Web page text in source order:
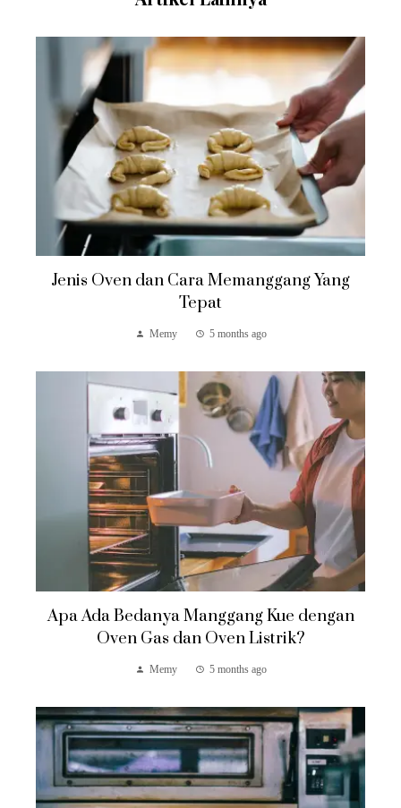
Jenis Oven dan Cara Memanggang Yang
Tepat
Memy 5 months ago
Apa Ada Bedanya Manggang Kue dengan
Oven Gas dan Oven Listrik?
Memy 5 months ago